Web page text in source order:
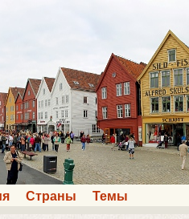
Страны Темы